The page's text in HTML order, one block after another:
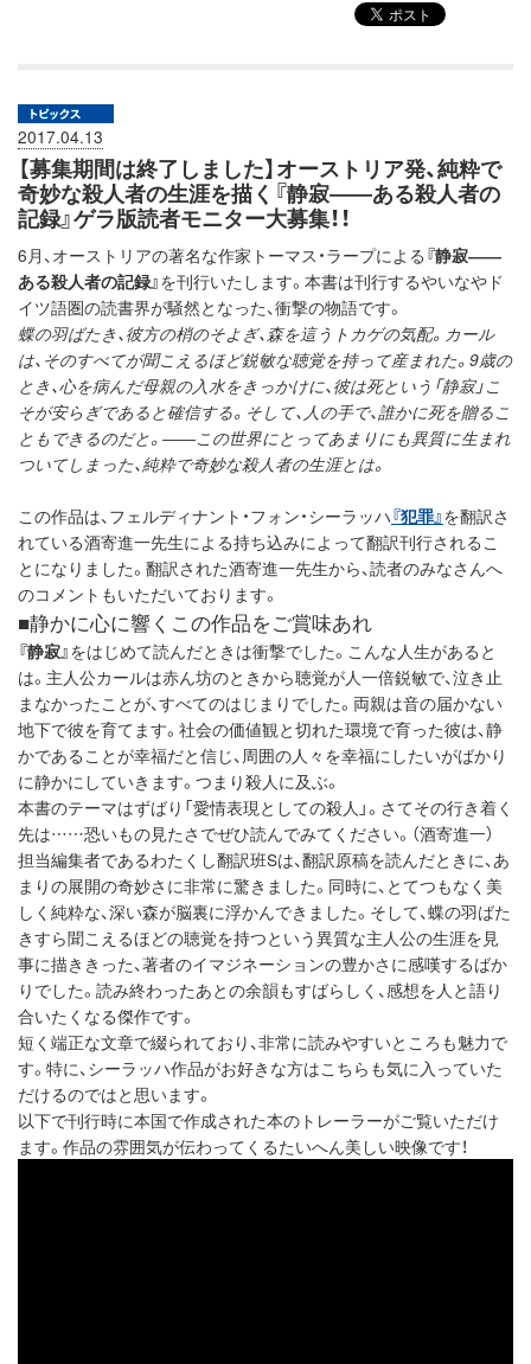
2017.04.13
【募集期間は終了しました】オーストリア発、純粋で
奇妙な殺人者の生涯を描く『静寂――ある殺人者の
記録』ゲラ版読者モニター大募集！！
6月、オーストリアの著名な作家トーマス・ラープによる 『静寂――
ある殺人者の記録』を刊行いたします。本書は刊行するやいなやド
イツ語圏の読書界が騒然となった、衝撃の物語です。
蝶の羽ばたき、彼方の梢のそよぎ、森を這うトカゲの気配。カール
は、そのすべてが聞こえるほど鋭敏な聴覚を持って産まれた。9歳の
とき、心を病んだ母親の入水をきっかけに、彼は死という「静寂」こ
そが安らぎであると確信する。そして、人の手で、誰かに死を贈るこ
ともできるのだと。――この世界にとってあまりにも異質に生まれ
ついてしまった、純粋で奇妙な殺人者の生涯とは。
この作品は、フェルディナント・フォン・シーラッハ『犯罪』を翻訳さ
れている酒寄進一先生による持ち込みによって翻訳刊行されるこ
とになりました。翻訳された酒寄進一先生から、読者のみなさんへ
のコメントもいただいております。
■静かに心に響くこの作品をご賞味あれ
『静寂』をはじめて読んだときは衝撃でした。こんな人生があると
は。主人公カールは赤ん坊のときから聴覚が人一倍鋭敏で、泣き止
まなかったことが、すべてのはじまりでした。両親は音の届かない
地下で彼を育てます。社会の価値観と切れた環境で育った彼は、静
かであることが幸福だと信じ、周囲の人々を幸福にしたいがばかり
に静かにしていきます。つまり殺人に及ぶ。
本書のテーマはずばり「愛情表現としての殺人」。さてその行き着く
先は……恐いもの見たさでぜひ読んでみてください。（酒寄進一）
担当編集者であるわたくし翻訳班Sは、翻訳原稿を読んだときに、あ
まりの展開の奇妙さに非常に驚きました。同時に、とてつもなく美
しく純粋な、深い森が脳裏に浮かんできました。そして、蝶の羽ばた
きすら聞こえるほどの聴覚を持つという異質な主人公の生涯を見
事に描ききった、著者のイマジネーションの豊かさに感嘆するばか
りでした。読み終わったあとの余韻もすばらしく、感想を人と語り
合いたくなる傑作です。
短く端正な文章で綴られており、非常に読みやすいところも魅力で
す。特に、シーラッハ作品がお好きな方はこちらも気に入っていた
だけるのではと思います。
以下で刊行時に本国で作成された本のトレーラーがご覧いただけ
ます。作品の雰囲気が伝わってくるたいへん美しい映像です！